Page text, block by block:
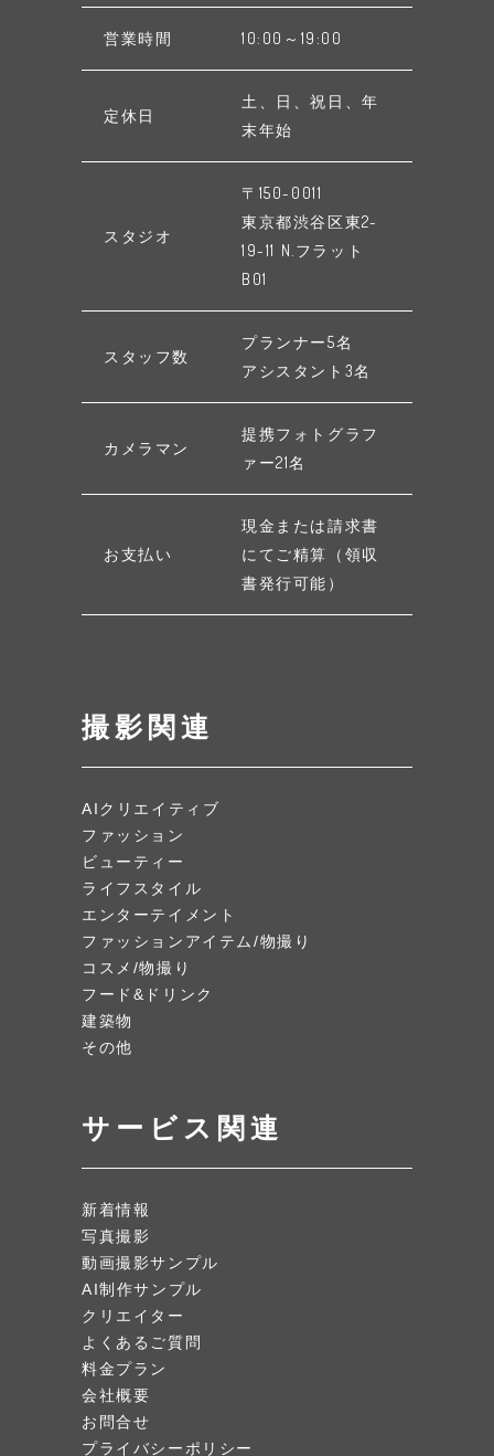
撮影関連
AIクリエイティブ
ファッション
ビューティー
ライフスタイル
エンターテイメント
ファッションアイテム/物撮り
コスメ/物撮り
フード&ドリンク
建築物
その他
サービス関連
新着情報
写真撮影
動画撮影サンプル
AI制作サンプル
クリエイター
よくあるご質問
料金プラン
会社概要
お問合せ
プライバシーポリシー
営業時間 10:00～19:00
定休日
土、日、祝日、年
末年始
スタジオ
〒150-0011
東京都渋谷区東2-
19-11 N.フラット
B01
スタッフ数
プランナー5名
アシスタント3名
カメラマン
提携フォトグラフ
ァー21名
お支払い
現金または請求書
にてご精算（領収
書発行可能）